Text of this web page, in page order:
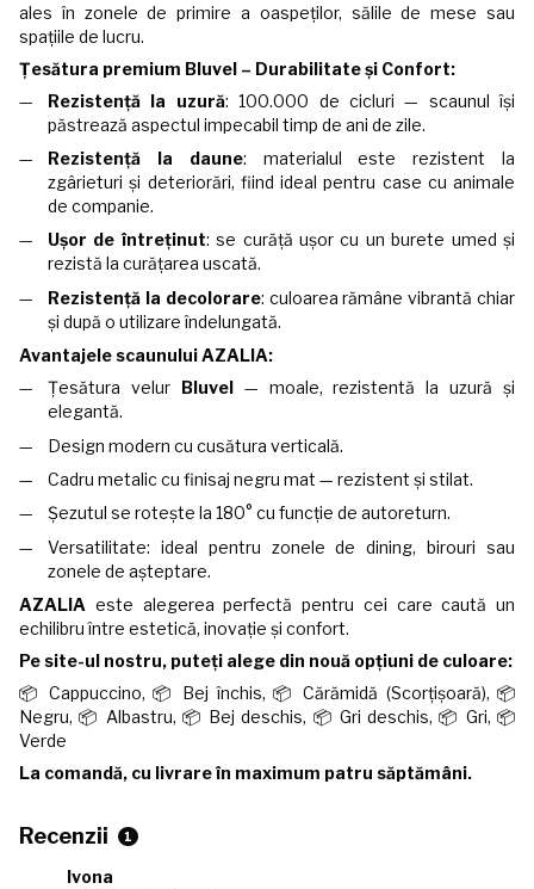
ales în zonele de primire a oaspeților, sălile de mese sau
spațiile de lucru.
Țesătura premium Bluvel – Durabilitate și Confort:
Rezistență la uzură: 100.000 de cicluri — scaunul își
păstrează aspectul impecabil timp de ani de zile.
Rezistență la daune: materialul este rezistent la
zgârieturi și deteriorări, fiind ideal pentru case cu animale
de companie.
Ușor de întreținut: se curăță ușor cu un burete umed și
rezistă la curățarea uscată.
Rezistență la decolorare: culoarea rămâne vibrantă chiar
și după o utilizare îndelungată.
Avantajele scaunului AZALIA:
Țesătura velur Bluvel— moale, rezistentă la uzură și
elegantă.
Design modern cu cusătura verticală.
Cadru metalic cu finisaj negru mat — rezistent și stilat.
Șezutul se rotește la 180° cu funcție de autoreturn.
Versatilitate: ideal pentru zonele de dining, birouri sau
zonele de așteptare.
AZALIA este alegerea perfectă pentru cei care caută un
echilibru între estetică, inovație și confort.
Pe site-ul nostru, puteți alege din nouă opțiuni de culoare:
📦 Cappuccino, 📦 Bej închis, 📦 Cărămidă (Scorțișoară), 📦
Negru, 📦 Albastru, 📦 Bej deschis, 📦 Gri deschis, 📦 Gri, 📦
Verde
La comandă, cu livrare în maximum patru săptămâni.
Recenzii 1
Ivona